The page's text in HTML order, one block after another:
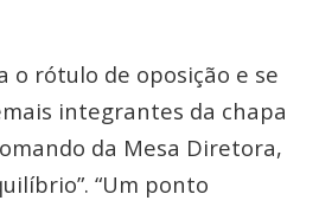
o rótulo de oposição e se
integrantes da chapa
da Mesa Diretora,
“Um ponto